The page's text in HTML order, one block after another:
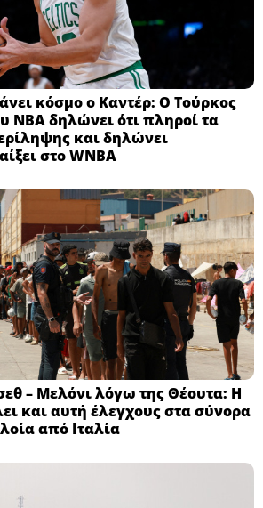
κόσμο ο Καντέρ: Ο Τούρκος
NBA δηλώνει ότι πληροί τα
και δηλώνει
στο WNBA
– Μελόνι λόγω της Θέουτα: Η
και αυτή έλεγχους στα σύνορα
από Ιταλία